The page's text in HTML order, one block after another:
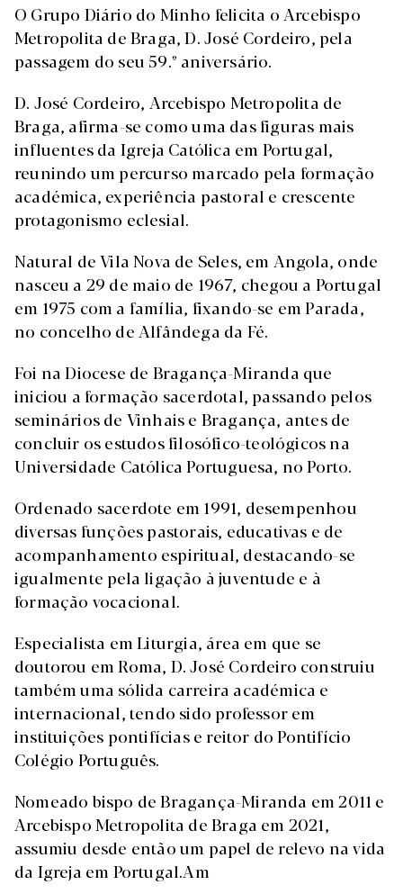
O Grupo Diário do Minho felicita o Arcebispo
Metropolita de Braga, D. José Cordeiro, pela
passagem do seu 59.º aniversário.
D. José Cordeiro, Arcebispo Metropolita de
Braga, afirma-se como uma das figuras mais
influentes da Igreja Católica em Portugal,
reunindo um percurso marcado pela formação
académica, experiência pastoral e crescente
protagonismo eclesial.
Natural de Vila Nova de Seles, em Angola, onde
nasceu a 29 de maio de 1967, chegou a Portugal
em 1975 com a família, fixando-se em Parada,
no concelho de Alfândega da Fé.
Foi na Diocese de Bragança-Miranda que
iniciou a formação sacerdotal, passando pelos
seminários de Vinhais e Bragança, antes de
concluir os estudos filosófico-teológicos na
Universidade Católica Portuguesa, no Porto.
Ordenado sacerdote em 1991, desempenhou
diversas funções pastorais, educativas e de
acompanhamento espiritual, destacando-se
igualmente pela ligação à juventude e à
formação vocacional.
Especialista em Liturgia, área em que se
doutorou em Roma, D. José Cordeiro construiu
também uma sólida carreira académica e
internacional, tendo sido professor em
instituições pontifícias e reitor do Pontifício
Colégio Português.
Nomeado bispo de Bragança-Miranda em 2011 e
Arcebispo Metropolita de Braga em 2021,
assumiu desde então um papel de relevo na vida
da Igreja em Portugal.Am